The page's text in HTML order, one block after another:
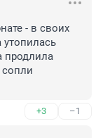
- в своих
утопилась
продлила
сопли
+3 –1